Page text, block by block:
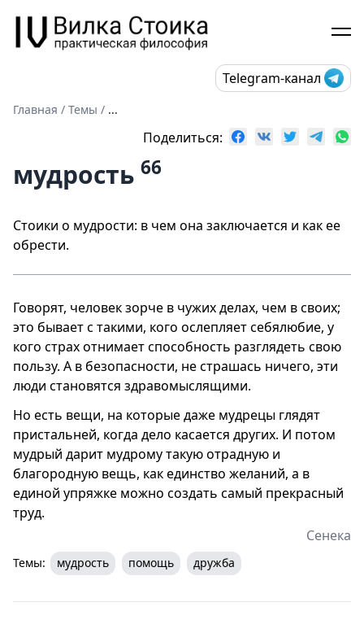
Telegram-канал
Главная / Темы / ...
Поделиться:
мудрость 66
Стоики о мудрости: в чем она заключается и как ее
обрести.
Говорят, человек зорче в чужих делах, чем в своих;
это бывает с такими, кого ослепляет себялюбие, у
кого страх отнимает способность разглядеть свою
пользу. А в безопасности, не страшась ничего, эти
люди становятся здравомыслящими.
Но есть вещи, на которые даже мудрецы глядят
пристальней, когда дело касается других. И потом
мудрый дарит мудрому такую отрадную и
благородную вещь, как единство желаний, а в
единой упряжке можно создать самый прекрасный
труд.
Сенека
Темы: мудрость помощь дружба